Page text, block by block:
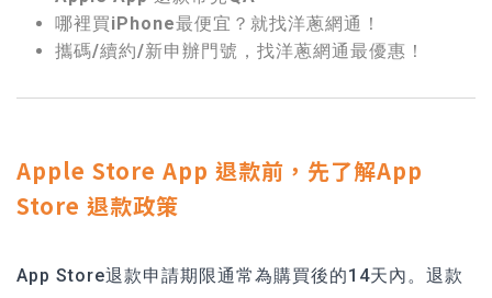
哪裡買iPhone最便宜？就找洋蔥網通！
攜碼/續約/新申辦門號，找洋蔥網通最優惠！
Apple Store App 退款前，先了解App
Store 退款政策
App Store退款申請期限通常為購買後的14天內。退款